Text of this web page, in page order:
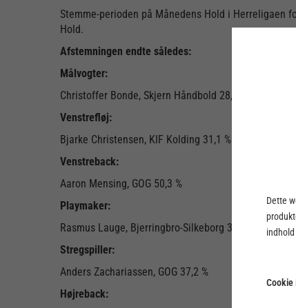
Stemme-perioden på Månedens Hold i
Hold.
Afstemningen endte således:
Målvogter:
Christoffer Bonde, Skjern Håndbold 28,1 %
Venstrefløj:
Bjarke Christensen, KIF Kolding 31,1 %
Venstreback:
Aaron Mensing, GOG 50,3 %
Playmaker:
Rasmus Lauge, Bjerringbro-Silkeborg 33,6 %
Stregspiller:
Anders Zachariassen, GOG 37,2 %
Højreback:
Dette
Cookie